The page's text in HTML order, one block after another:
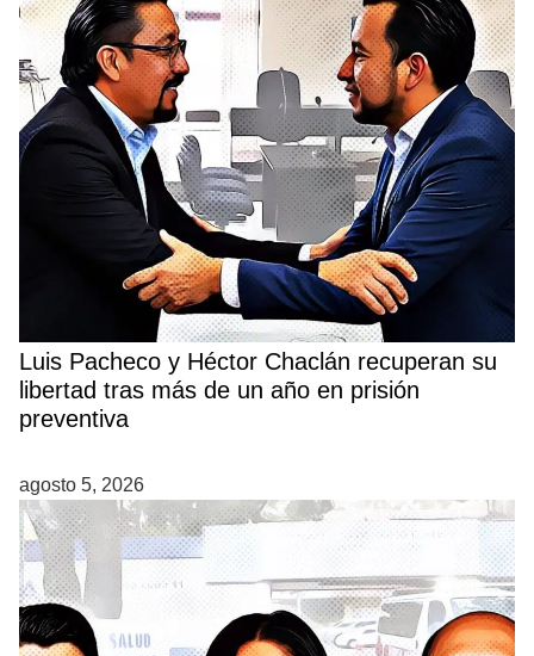
Luis Pacheco y Héctor Chaclán recuperan su
libertad tras más de un año en prisión
preventiva
agosto 5, 2026